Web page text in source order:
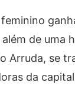
de uma
Arruda, se
da